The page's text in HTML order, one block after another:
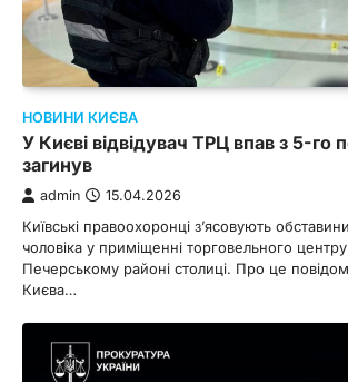
НОВИНИ КИЄВА
У Києві відвідувач ТРЦ впав з 5-го
загинув
admin 15.04.2026
Київські правоохоронці з’ясовують
чоловіка у приміщенні торговельного центру
Печерському районі столиці. Про це
Києва…